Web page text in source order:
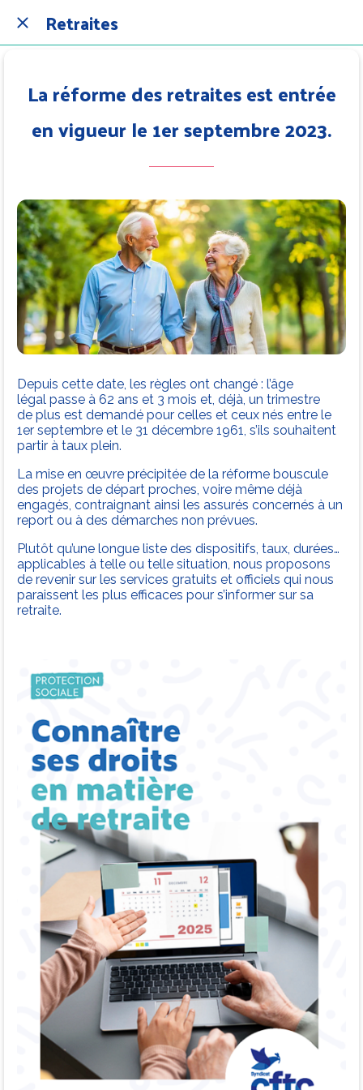
Retraites
La réforme des retraites est entrée
en vigueur le 1er septembre 2023.
Depuis cette date, les règles ont changé : l’âge
légal passe à 62 ans et 3 mois et, déjà, un trimestre
de plus est demandé pour celles et ceux nés entre le
1er septembre et le 31 décembre 1961, s’ils souhaitent
partir à taux plein.
La mise en œuvre précipitée de la réforme bouscule
des projets de départ proches, voire même déjà
engagés, contraignant ainsi les assurés concernés à un
report ou à des démarches non prévues.
Plutôt qu’une longue liste des dispositifs, taux, durées…
applicables à telle ou telle situation, nous proposons
de revenir sur les services gratuits et officiels qui nous
paraissent les plus efficaces pour s’informer sur sa
retraite.